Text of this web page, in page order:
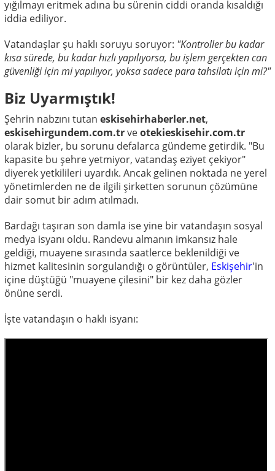
yığılmayı eritmek adına bu sürenin ciddi oranda kısaldığı
iddia ediliyor.
Vatandaşlar şu haklı soruyu soruyor: "Kontroller bu kadar
kısa sürede, bu kadar hızlı yapılıyorsa, bu işlem gerçekten can
güvenliği için mi yapılıyor, yoksa sadece para tahsilatı için mi?"
Biz Uyarmıştık!
Şehrin nabzını tutan eskisehirhaberler.net,
eskisehirgundem.com.trveotekieskisehir.com.tr
olarak bizler, bu sorunu defalarca gündeme getirdik. "Bu
kapasite bu şehre yetmiyor, vatandaş eziyet çekiyor"
diyerek yetkilileri uyardık. Ancak gelinen noktada ne yerel
yönetimlerden ne de ilgili şirketten sorunun çözümüne
dair somut bir adım atılmadı.
Bardağı taşıran son damla ise yine bir vatandaşın sosyal
medya isyanı oldu. Randevu almanın imkansız hale
geldiği, muayene sırasında saatlerce beklenildiği ve
hizmet kalitesinin sorgulandığı o görüntüler, Eskişehir'in
içine düştüğü "muayene çilesini" bir kez daha gözler
önüne serdi.
İşte vatandaşın o haklı isyanı: